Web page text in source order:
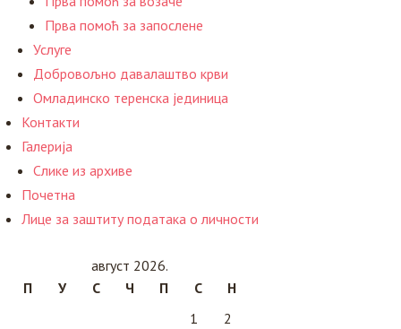
Прва помоћ за запослене
Услуге
Добровољно давалаштво крви
Омладинско теренска јединица
Контакти
Галерија
Слике из архиве
Почетна
Лице за заштиту података о личности
август 2026.
П
У С Ч П С
Н
1
2